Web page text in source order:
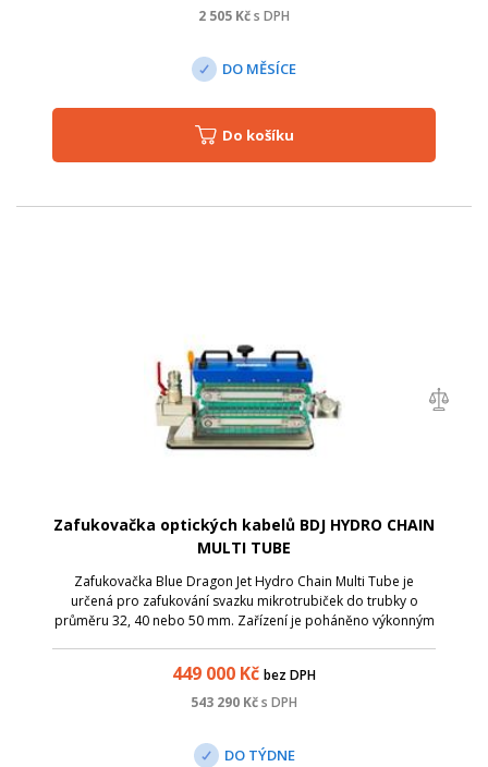
2 505 Kčs DPH
DO MĚSÍCE
Do košíku
Zafukovačka optických kabelů BDJ HYDRO CHAIN
MULTI TUBE
Zafukovačka Blue Dragon Jet Hydro Chain Multi Tube je
určená pro zafukování svazku mikrotrubiček do trubky o
průměru 32, 40 nebo 50 mm. Zařízení je poháněno výkonným
449 000 Kč bez DPH
543 290 Kčs DPH
DO TÝDNE